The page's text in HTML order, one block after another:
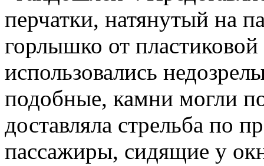
перчатки, натянутый на
горлышко от
использовались
подобные, камни могли
доставляла стрельба по
пассажиры, сидящие у